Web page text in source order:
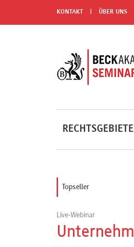
KONTAKT ÜBER UNS
RECHTSGEBIETE
Topseller
Live-Webinar